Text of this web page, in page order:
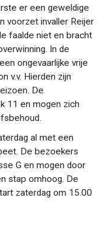
er een geweldige
voorzet invaller Reijer
faalde niet en bracht
In de
ongevaarlijke vrije
v.v. Hierden zijn
De
11 en mogen zich
al met een
De bezoekers
G en mogen door
stap omhoog. De
zaterdag om 15.00